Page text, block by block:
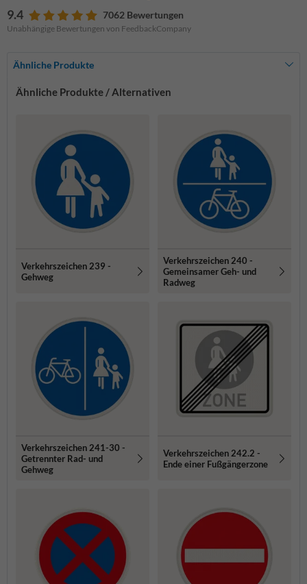
9.4 7062 Bewertungen
Unabhängige Bewertungen von FeedbackCompany
Ähnliche Produkte
Ähnliche Produkte / Alternativen
Verkehrszeichen 239 -
Gehweg
Verkehrszeichen 240 -
Gemeinsamer Geh- und
Radweg
Verkehrszeichen 241-30 -
Getrennter Rad- und
Gehweg
Verkehrszeichen 242.2 -
Ende einer Fußgängerzone